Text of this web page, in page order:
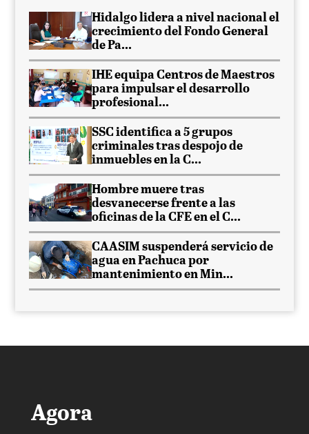
Hidalgo lidera a nivel nacional el
crecimiento del Fondo General
de Pa...
IHE equipa Centros de Maestros
para impulsar el desarrollo
profesional...
SSC identifica a 5 grupos
criminales tras despojo de
inmuebles en la C...
Hombre muere tras
desvanecerse frente a las
oficinas de la CFE en el C...
CAASIM suspenderá servicio de
agua en Pachuca por
mantenimiento en Min...
Agora